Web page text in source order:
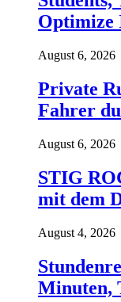
Optimize
August 6, 2026
Private
Fahrer
August 6, 2026
STIG
mit dem
August 4, 2026
Minuten,